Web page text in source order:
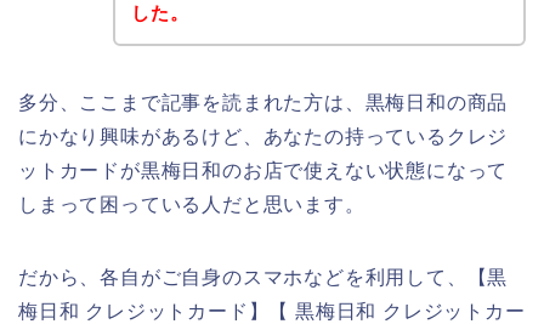
した。
多分、ここまで記事を読まれた方は、黒梅日和の商品
にかなり興味があるけど、あなたの持っているクレジ
ットカードが黒梅日和のお店で使えない状態になって
しまって困っている人だと思います。
だから、各自がご自身のスマホなどを利用して、【黒
梅日和 クレジットカード】【 黒梅日和 クレジットカー